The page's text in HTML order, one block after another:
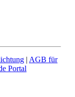
| AGB für
Portal